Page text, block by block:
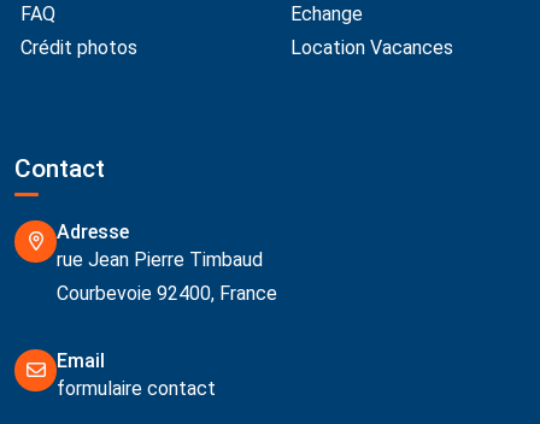
FAQ
Crédit photos
Echange
Location Vacances
Contact
Adresse
rue Jean Pierre Timbaud
Courbevoie 92400, France
Email
formulaire contact